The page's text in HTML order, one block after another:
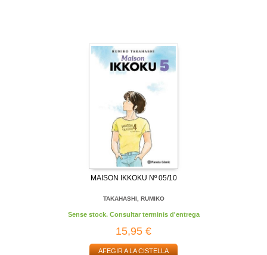
MAISON IKKOKU Nº 05/10
TAKAHASHI, RUMIKO
Sense stock. Consultar terminis d'entrega
15,95 €
AFEGIR A LA CISTELLA